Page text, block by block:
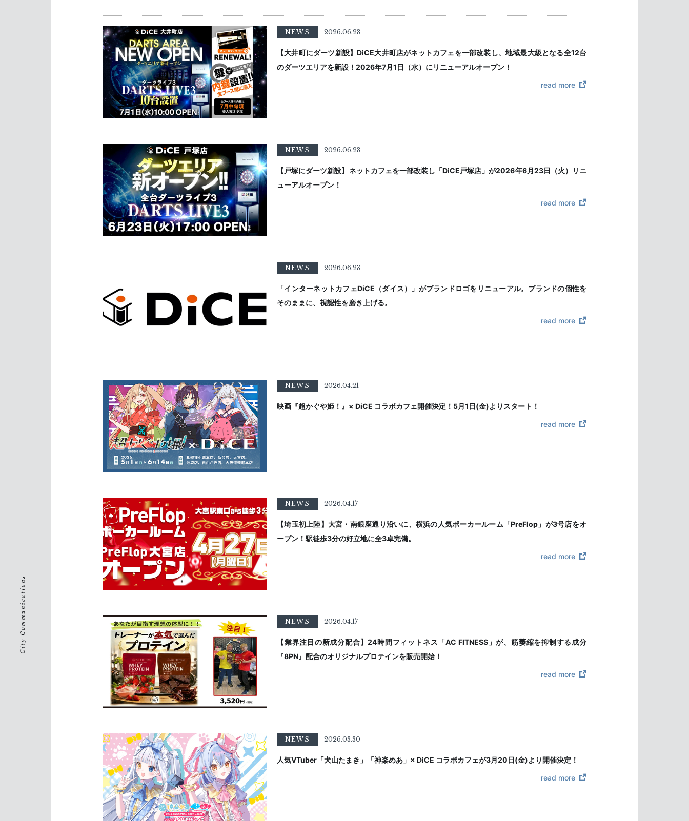
NEWS 2026.06.23
【大井町にダーツ新設】DiCE大井町店がネットカフェを一部改装し、地域最大級となる全12台
のダーツエリアを新設！2026年7月1日（水）にリニューアルオープン！
read more
NEWS 2026.06.23
【戸塚にダーツ新設】ネットカフェを一部改装し「DiCE戸塚店」が2026年6月23日（火）リニ
ューアルオープン！
read more
NEWS 2026.06.23
「インターネットカフェDiCE（ダイス）」がブランドロゴをリニューアル。ブランドの個性を
そのままに、視認性を磨き上げる。
read more
NEWS 2026.04.21
映画『超かぐや姫！』× DiCE コラボカフェ開催決定！5月1日(金)よりスタート！
read more
NEWS 2026.04.17
【埼玉初上陸】大宮・南銀座通り沿いに、横浜の人気ポーカールーム「PreFlop」が3号店をオ
ープン！駅徒歩3分の好立地に全3卓完備。
read more
NEWS 2026.04.17
【業界注目の新成分配合】24時間フィットネス「AC FITNESS」が、筋萎縮を抑制する成分
『8PN』配合のオリジナルプロテインを販売開始！
read more
NEWS 2026.03.30
人気VTuber「犬山たまき」「神楽めあ」× DiCE コラボカフェが3月20日(金)より開催決定！
read more